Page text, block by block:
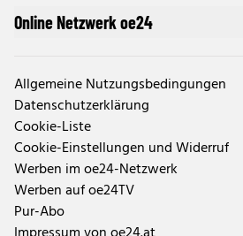
Online Netzwerk oe24
Allgemeine Nutzungsbedingungen
Datenschutzerklärung
Cookie-Liste
Cookie-Einstellungen und Widerruf
Werben im oe24-Netzwerk
Werben auf oe24TV
Pur-Abo